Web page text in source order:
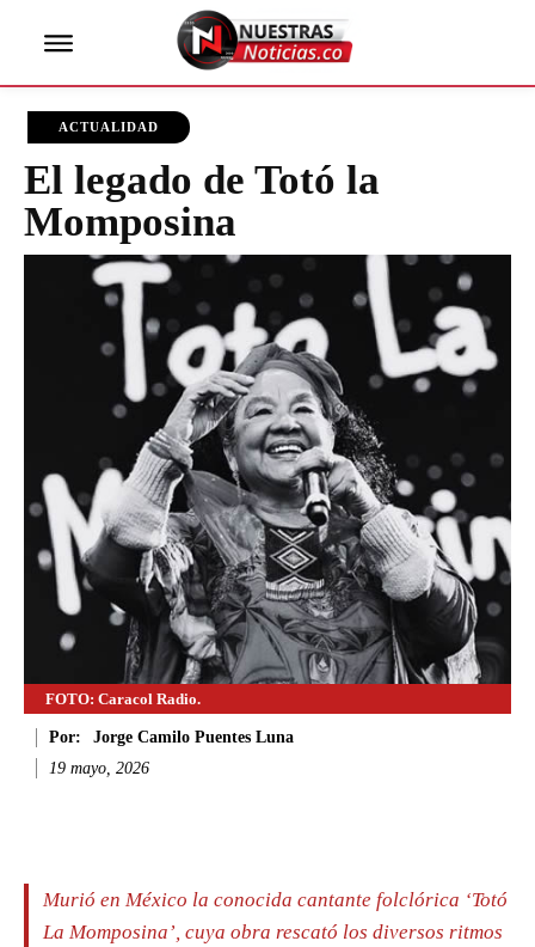
ACTUALIDAD
El legado de Totó la
Momposina
FOTO: Caracol Radio.
Por:
Jorge Camilo Puentes Luna
19 mayo, 2026
Murió en México la conocida cantante folclórica ‘Totó
La Momposina’, cuya obra rescató los diversos ritmos